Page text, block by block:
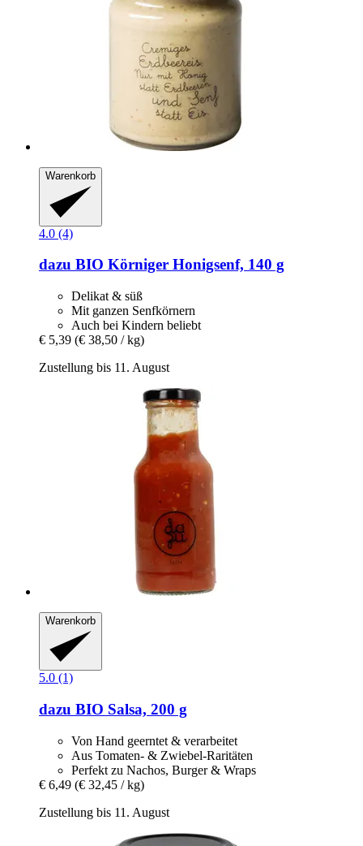
Warenkorb
4.0 (4)
dazu BIO Körniger Honigsenf, 140 g
Delikat & süß
Mit ganzen Senfkörnern
Auch bei Kindern beliebt
€ 5,39 (€ 38,50 / kg)
Zustellung bis 11. August
Warenkorb
5.0 (1)
dazu BIO Salsa, 200 g
Von Hand geerntet & verarbeitet
Aus Tomaten- & Zwiebel-Raritäten
Perfekt zu Nachos, Burger & Wraps
€ 6,49 (€ 32,45 / kg)
Zustellung bis 11. August